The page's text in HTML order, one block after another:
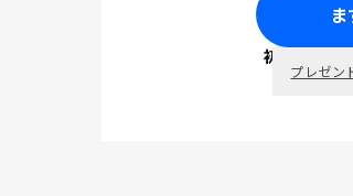
初回面談で
プレゼン